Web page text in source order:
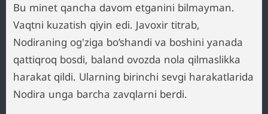
Bu minet qancha davom etganini bilmayman.
Vaqtni kuzatish qiyin edi. Javoxir titrab,
Nodiraning og'ziga bo’shandi va boshini yanada
qattiqroq bosdi, baland ovozda nola qilmaslikka
harakat qildi. Ularning birinchi sevgi harakatlarida
Nodira unga barcha zavqlarni berdi.